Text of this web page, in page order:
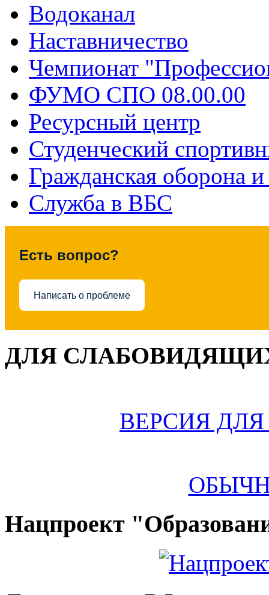
Водоканал
Наставничество
Чемпионат
ФУМО СПО 08.00.00
Ресурсный центр
Студенческий
Гражданская оборона
Служба в ВБС
Есть вопрос?
Написать о проблеме
ДЛЯ
ВЕРСИЯ
Нацпроект